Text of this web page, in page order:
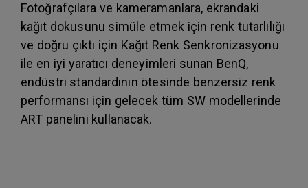
Fotoğrafçılara ve kameramanlara, ekrandaki
kağıt dokusunu simüle etmek için renk tutarlılığı
ve doğru çıktı için Kağıt Renk Senkronizasyonu
ile en iyi yaratıcı deneyimleri sunan BenQ,
endüstri standardının ötesinde benzersiz renk
performansı için gelecek tüm SW modellerinde
ART panelini kullanacak.